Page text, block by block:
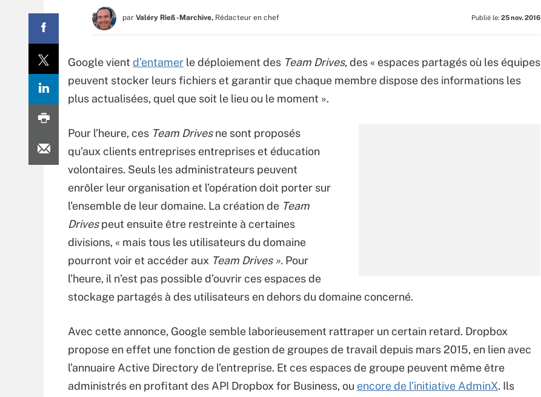
par Valéry Rieß-Marchive, Rédacteur en chef Publié le: 25 nov. 2016
Google vient d’entamer le déploiement des Team Drives, des « espaces partagés où les équipes
peuvent stocker leurs fichiers et garantir que chaque membre dispose des informations les
plus actualisées, quel que soit le lieu ou le moment ».
Pour l’heure, ces Team Drivesne sont proposés
qu’aux clients entreprises entreprises et éducation
volontaires. Seuls les administrateurs peuvent
enrôler leur organisation et l’opération doit porter sur
l’ensemble de leur domaine. La création de Team
Drivespeut ensuite être restreinte à certaines
divisions, « mais tous les utilisateurs du domaine
pourront voir et accéder aux Team Drives ». Pour
l’heure, il n’est pas possible d’ouvrir ces espaces de
stockage partagés à des utilisateurs en dehors du domaine concerné.
Avec cette annonce, Google semble laborieusement rattraper un certain retard. Dropbox
propose en effet une fonction de gestion de groupes de travail depuis mars 2015, en lien avec
l’annuaire Active Directory de l’entreprise. Et ces espaces de groupe peuvent même être
administrés en profitant des API Dropbox for Business, ou encore de l’initiative AdminX. Ils